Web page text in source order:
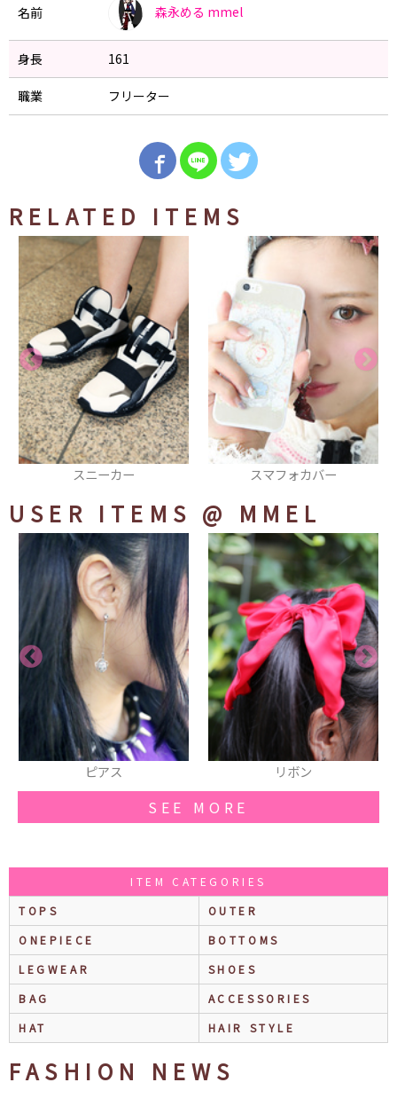
名前 森永める mmel
身長 161
職業 フリーター
RELATED ITEMS
スマフォカバー タイツ
USER ITEMS @ MMEL
リボン ブレスレット(布)
SEE MORE
ITEM CATEGORIES
TOPS
OUTER
ONEPIECE
BOTTOMS
LEGWEAR
SHOES
BAG
ACCESSORIES
HAT
HAIR STYLE
FASHION NEWS